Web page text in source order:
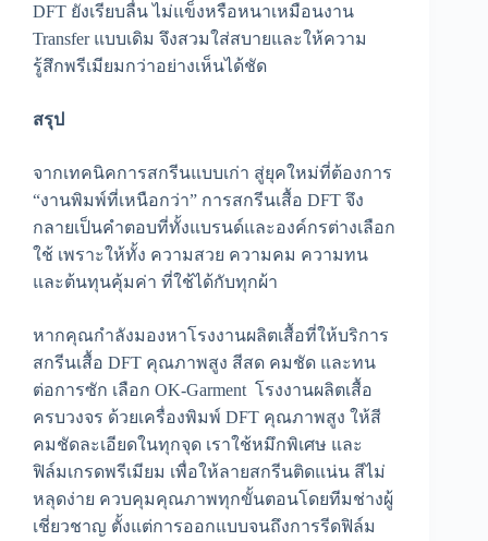
DFT ยังเรียบลื่น ไม่แข็งหรือหนาเหมือนงาน
Transfer แบบเดิม จึงสวมใส่สบายและให้ความ
รู้สึกพรีเมียมกว่าอย่างเห็นได้ชัด
สรุป
จากเทคนิคการสกรีนแบบเก่า สู่ยุคใหม่ที่ต้องการ
“งานพิมพ์ที่เหนือกว่า” การสกรีนเสื้อ DFT จึง
กลายเป็นคำตอบที่ทั้งแบรนด์และองค์กรต่างเลือก
ใช้ เพราะให้ทั้ง ความสวย ความคม ความทน
และต้นทุนคุ้มค่า ที่ใช้ได้กับทุกผ้า
หากคุณกำลังมองหาโรงงานผลิตเสื้อที่ให้บริการ
สกรีนเสื้อ DFT คุณภาพสูง สีสด คมชัด และทน
ต่อการซัก เลือก OK-Garment โรงงานผลิตเสื้อ
ครบวงจร ด้วยเครื่องพิมพ์ DFT คุณภาพสูง ให้สี
คมชัดละเอียดในทุกจุด เราใช้หมึกพิเศษ และ
ฟิล์มเกรดพรีเมียม เพื่อให้ลายสกรีนติดแน่น สีไม่
หลุดง่าย ควบคุมคุณภาพทุกขั้นตอนโดยทีมช่างผู้
เชี่ยวชาญ ตั้งแต่การออกแบบจนถึงการรีดฟิล์ม